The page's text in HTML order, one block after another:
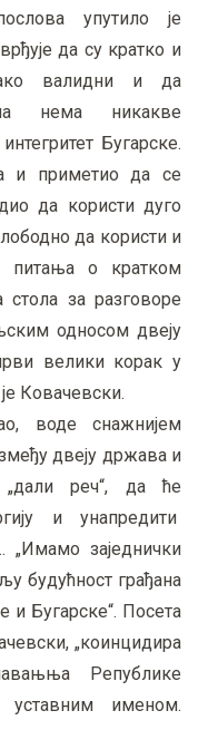
упутило је
да су кратко и
валидни и да
нема никакве
Бугарске.
и приметио да се
да користи дуго
да користи и
питања о кратком
за разговоре
односом двеју
велики корак у
Ковачевски.
воде снажнијем
двеју држава и
реч“, да ће
и унапредити
„Имамо заједнички
будућност грађана
и Бугарске“. Посета
„коинцидира
Републике
именом.